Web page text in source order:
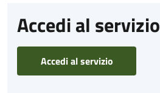
Accedi al servizio
Accedi al servizio